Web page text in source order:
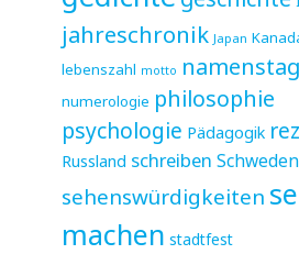
jahreschronik Japan
lebenszahl motto namenstag
numerologie philosophie
psychologie Pädagogik
Russland schreiben Schweden
sehenswürdigkeiten
machen stadtfest